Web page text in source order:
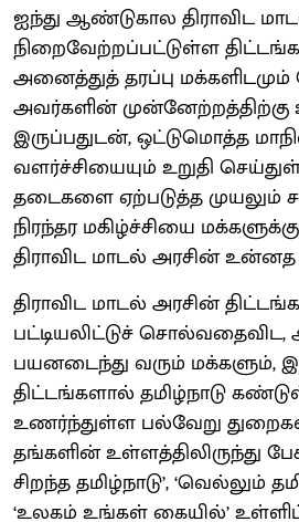
ஐந்து ஆண்டுகால திராவிட
நிறைவேற்றப்பட்டுள்ள
அனைத்துத் தரப்பு மக்களிடமும்
அவர்களின்
இருப்பதுடன், ஒட்டுமொத்த
வளர்ச்சியையும் உறுதி
தடைகளை ஏற்படுத்த முயலும்
நிரந்தர மகிழ்ச்சியை
திராவிட மாடல் அரசின்
திராவிட மாடல் அரசின்
பட்டியலிட்டுச்
பயனடைந்து வரும் மக்களும்,
திட்டங்களால் தமிழ்நாடு
உணர்ந்துள்ள பல்வேறு
தங்களின் உள்ளத்திலிருந்து
சிறந்த தமிழ்நாடு’, ‘வெல்லும்
‘உலகம் உங்கள் கையில்’